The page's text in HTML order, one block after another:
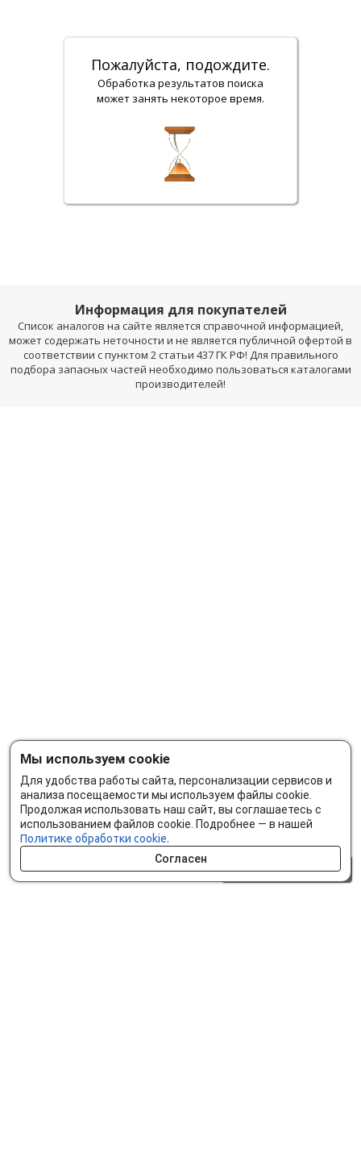
Пожалуйста, подождите.
Обработка результатов поиска
может занять некоторое время.
Информация для покупателей
Список аналогов на сайте является справочной информацией,
может содержать неточности и не является публичной офертой в
соответствии с пунктом 2 статьи 437 ГК РФ! Для правильного
подбора запасных частей необходимо пользоваться каталогами
производителей!
Мы используем cookie
Для удобства работы сайта, персонализации сервисов и
анализа посещаемости мы используем файлы cookie.
Продолжая использовать наш сайт, вы соглашаетесь с
использованием файлов cookie. Подробнее — в нашей
Политике обработки cookie.
Согласен